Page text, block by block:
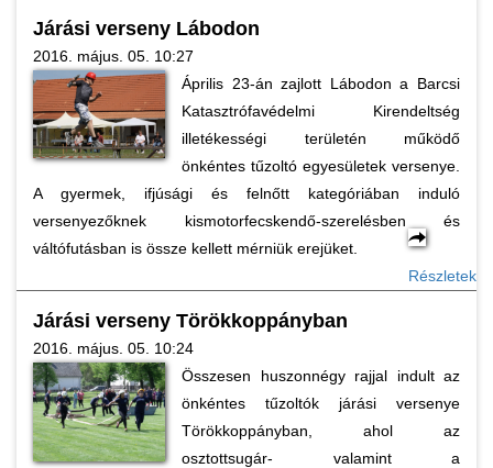
Járási verseny Lábodon
2016. május. 05. 10:27
Április 23-án zajlott Lábodon a Barcsi
Katasztrófavédelmi Kirendeltség
illetékességi területén működő
önkéntes tűzoltó egyesületek versenye.
A gyermek, ifjúsági és felnőtt kategóriában induló
versenyezőknek kismotorfecskendő-szerelésben és
váltófutásban is össze kellett mérniük erejüket.
Részletek
Járási verseny Törökkoppányban
2016. május. 05. 10:24
Összesen huszonnégy rajjal indult az
önkéntes tűzoltók járási versenye
Törökkoppányban, ahol az
osztottsugár- valamint a